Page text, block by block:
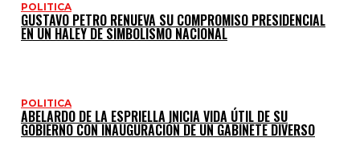
POLITICA
GUSTAVO PETRO RENUEVA SU COMPROMISO PRESIDENCIAL
EN UN HALEY DE SIMBOLISMO NACIONAL
POLITICA
ABELARDO DE LA ESPRIELLA INICIA VIDA ÚTIL DE SU
GOBIERNO CON INAUGURACIÓN DE UN GABINETE DIVERSO